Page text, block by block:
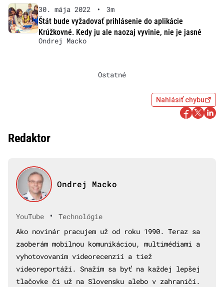
30. mája 2022 •
3m
Štát bude vyžadovať prihlásenie do aplikácie
Krúžkovné. Kedy ju ale naozaj vyvinie, nie je jasné
Ondrej Macko
Ostatné
Nahlásiť chybu
Redaktor
Ondrej Macko
YouTube •
Technológie
Ako novinár pracujem už od roku 1990. Teraz sa
zaoberám mobilnou komunikáciou, multimédiami a
vyhotovovaním videorecenzií a tiež
videoreportáží. Snažím sa byť na každej lepšej
tlačovke či už na Slovensku alebo v zahraničí.